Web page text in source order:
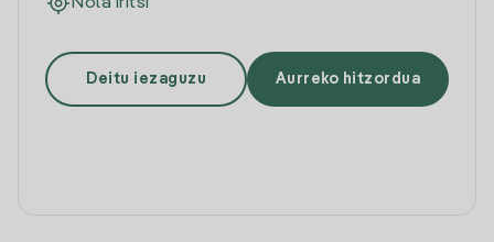
Deitu iezaguzu Aurreko hitzordua